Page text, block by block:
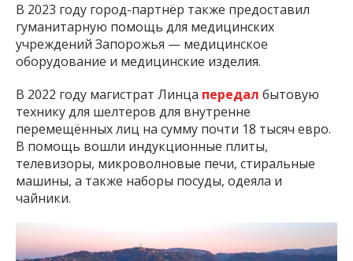
В 2023 году город-партнёр также предоставил
гуманитарную помощь для медицинских
учреждений Запорожья — медицинское
оборудование и медицинские изделия.
В 2022 году магистрат Линца передал бытовую
технику для шелтеров для внутренне
перемещённых лиц на сумму почти 18 тысяч евро.
В помощь вошли индукционные плиты,
телевизоры, микроволновые печи, стиральные
машины, а также наборы посуды, одеяла и
чайники.